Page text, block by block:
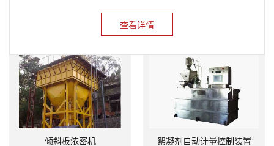
查看详情
倾斜板浓密机 絮凝剂自动计量控制装置